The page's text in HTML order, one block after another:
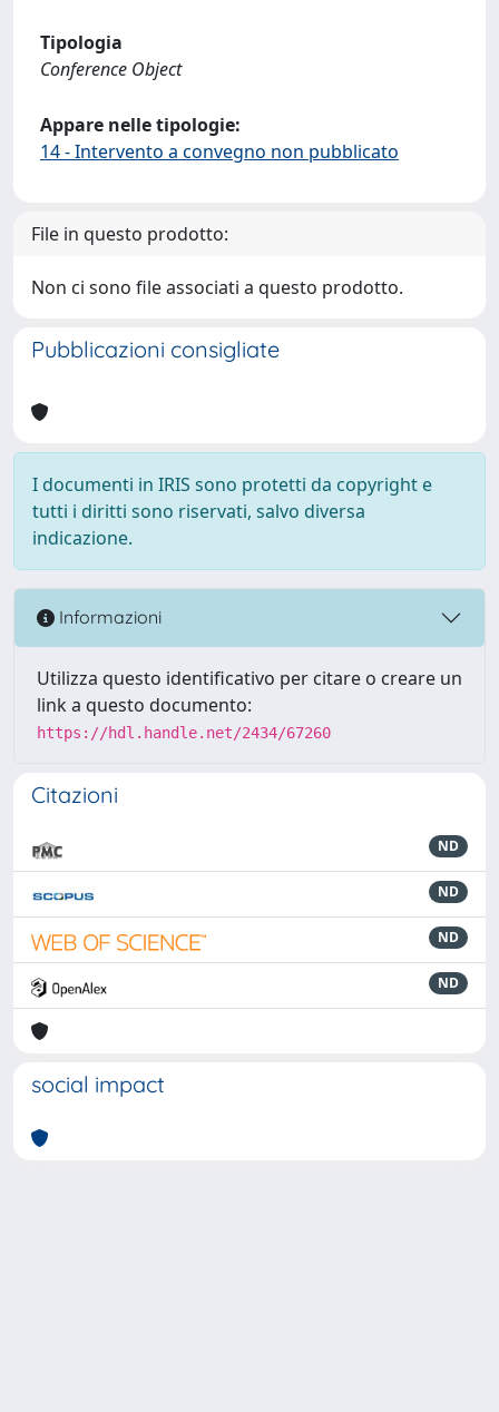
Tipologia
Conference Object
Appare nelle tipologie:
14 - Intervento a convegno non pubblicato
File in questo prodotto:
Non ci sono file associati a questo prodotto.
Pubblicazioni consigliate
I documenti in IRIS sono protetti da copyright e
tutti i diritti sono riservati, salvo diversa
indicazione.
Informazioni
Utilizza questo identificativo per citare o creare un
link a questo documento:
https://hdl.handle.net/2434/67260
Citazioni
ND
ND
ND
ND
social impact